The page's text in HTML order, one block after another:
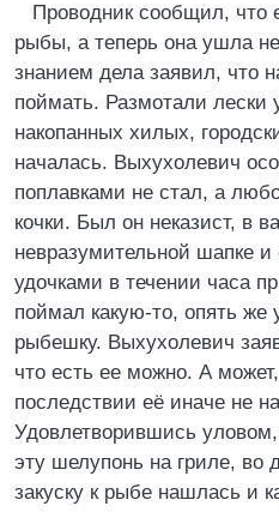
Проводник сообщил, что
рыбы, а теперь она ушла
знанием дела заявил, что
поймать. Размотали лески
накопанных хилых,
началась. Выхухолевич
поплавками не стал, а
кочки. Был он неказист, в
невразумительной шапке
удочками в течении часа
поймал какую-то, опять же
рыбешку. Выхухолевич
что есть ее можно. А
последствии её иначе не
Удовлетворившись
эту шелупонь на гриле, во
закуску к рыбе нашлась и